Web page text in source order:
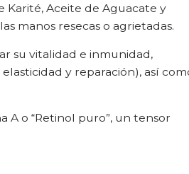
Karité, Aceite de Aguacate y
manos resecas o agrietadas.
su vitalidad e inmunidad,
y reparación), así
o “Retinol puro”, un tensor